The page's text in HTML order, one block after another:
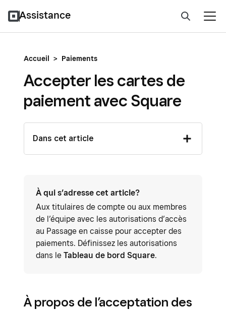
Assistance
Accueil > Paiements
Accepter les cartes de
paiement avec Square
Dans cet article
À qui s’adresse cet article?
Aux titulaires de compte ou aux membres
de l’équipe avec les autorisations d’accès
au Passage en caisse pour accepter des
paiements. Définissez les autorisations
dans le Tableau de bord Square.
À propos de l’acceptation des